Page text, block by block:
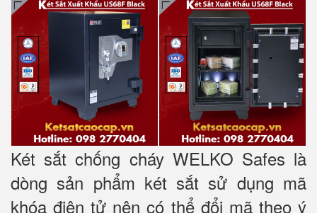
Két sắt chống cháy WELKO Safes là
dòng sản phẩm két sắt sử dụng mã
khóa điện tử nên có thể đổi mã theo ý